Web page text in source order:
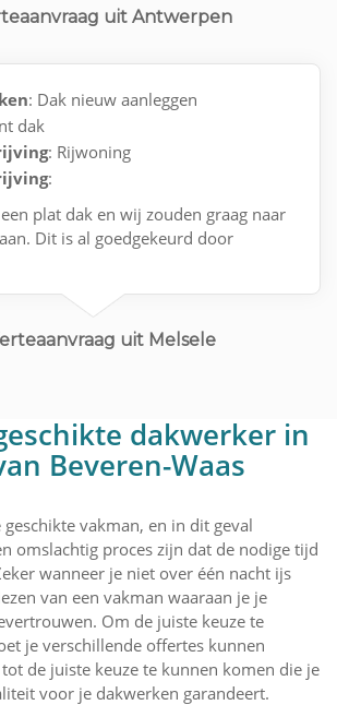
uit Antwerpen
: Dak nieuw aanleggen
dak
: Rijwoning
:
plat dak en wij zouden graag naar
Dit is al goedgekeurd door
uit Melsele
dakwerker in
Beveren-Waas
vakman, en in dit geval
omslachtig proces zijn dat de nodige tijd
wanneer je niet over één nacht ijs
van een vakman waaraan je je
Om de juiste keuze te
je verschillende offertes kunnen
de juiste keuze te kunnen komen die je
voor je dakwerken garandeert.